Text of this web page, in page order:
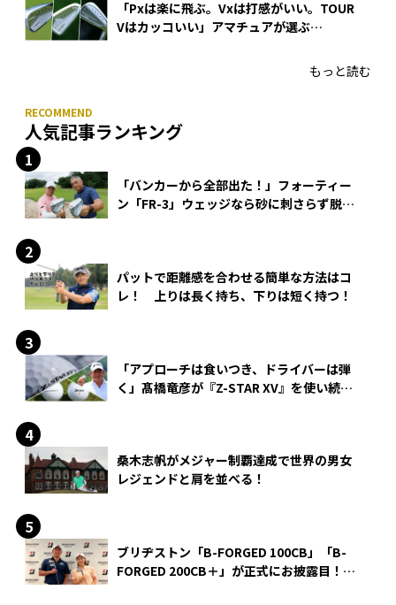
「Pxは楽に飛ぶ。Vxは打感がいい。TOUR
Vはカッコいい」アマチュアが選ぶ
もっと読む
人気記事ランキング
「バンカーから全部出た！」フォーティー
ン「FR-3」ウェッジなら砂に刺さらず脱出
パットで距離感を合わせる簡単な方法はコ
レ！ 上りは長く持ち、下りは短く持つ！
「アプローチは食いつき、ドライバーは弾
く」髙橋竜彦が『Z-STAR XV』を使い続け
桑木志帆がメジャー制覇達成で世界の男女
レジェンドと肩を並べる！
ブリヂストン「B-FORGED 100CB」「B-
FORGED 200CB＋」が正式にお披露目！